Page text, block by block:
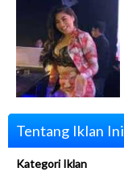
Tentang Iklan Ini
Kategori Iklan